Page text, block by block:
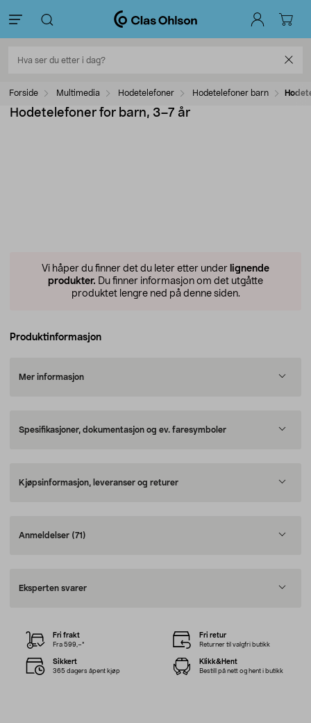
Forside Multimedia Hodetelefoner Hodetelefoner barn
Hodetelefoner for barn, 3–7 år
Vi håper du finner det du leter etter under lignende
produkter. Du finner informasjon om det utgåtte
produktet lengre ned på denne siden.
Produktinformasjon
Mer informasjon
Spesifikasjoner, dokumentasjon og ev. faresymboler
Kjøpsinformasjon, leveranser og returer
Anmeldelser (71)
Eksperten svarer
Fri frakt
Fra 599,–*
Fri retur
Returner til valgfri butikk
Sikkert
365 dagers åpent kjøp
Klikk&Hent
Bestill på nett og hent i butikk